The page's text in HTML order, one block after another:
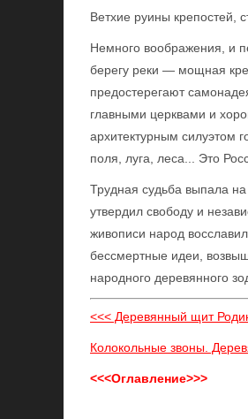
Ветхие руины крепостей,
Немного воображения, и
берегу реки — мощная
предостерегают
главными церквами и
архитектурным силуэтом
поля, луга, леса... Это
Трудная судьба выпала
утвердил свободу и
живописи народ
бессмертные идеи,
народного деревянного
<<< Деревянный щит
Колокольные звоны.
<<<Оглавление>>>